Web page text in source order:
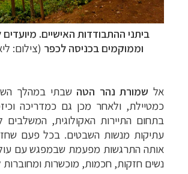
ביתני ההתבודדות האישיים.
וממוקמים בכניסה לכפר (צילום:
אל שמורת נהר הטה שבתי במהלך
כמטיילת, ולאחר מכן גם כמדריכה
בתחום התיירות האקולוגית, המשלבים
עתיקות מנשות השבטים. בכל פעם
אותה התרגשות מפעמת שבמפגש עם
נשים חזקות, חכמות, מוכשרות